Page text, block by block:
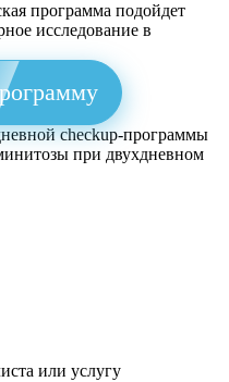
программа подойдет
исследование в
checkup-программы
при двухдневном
или услугу